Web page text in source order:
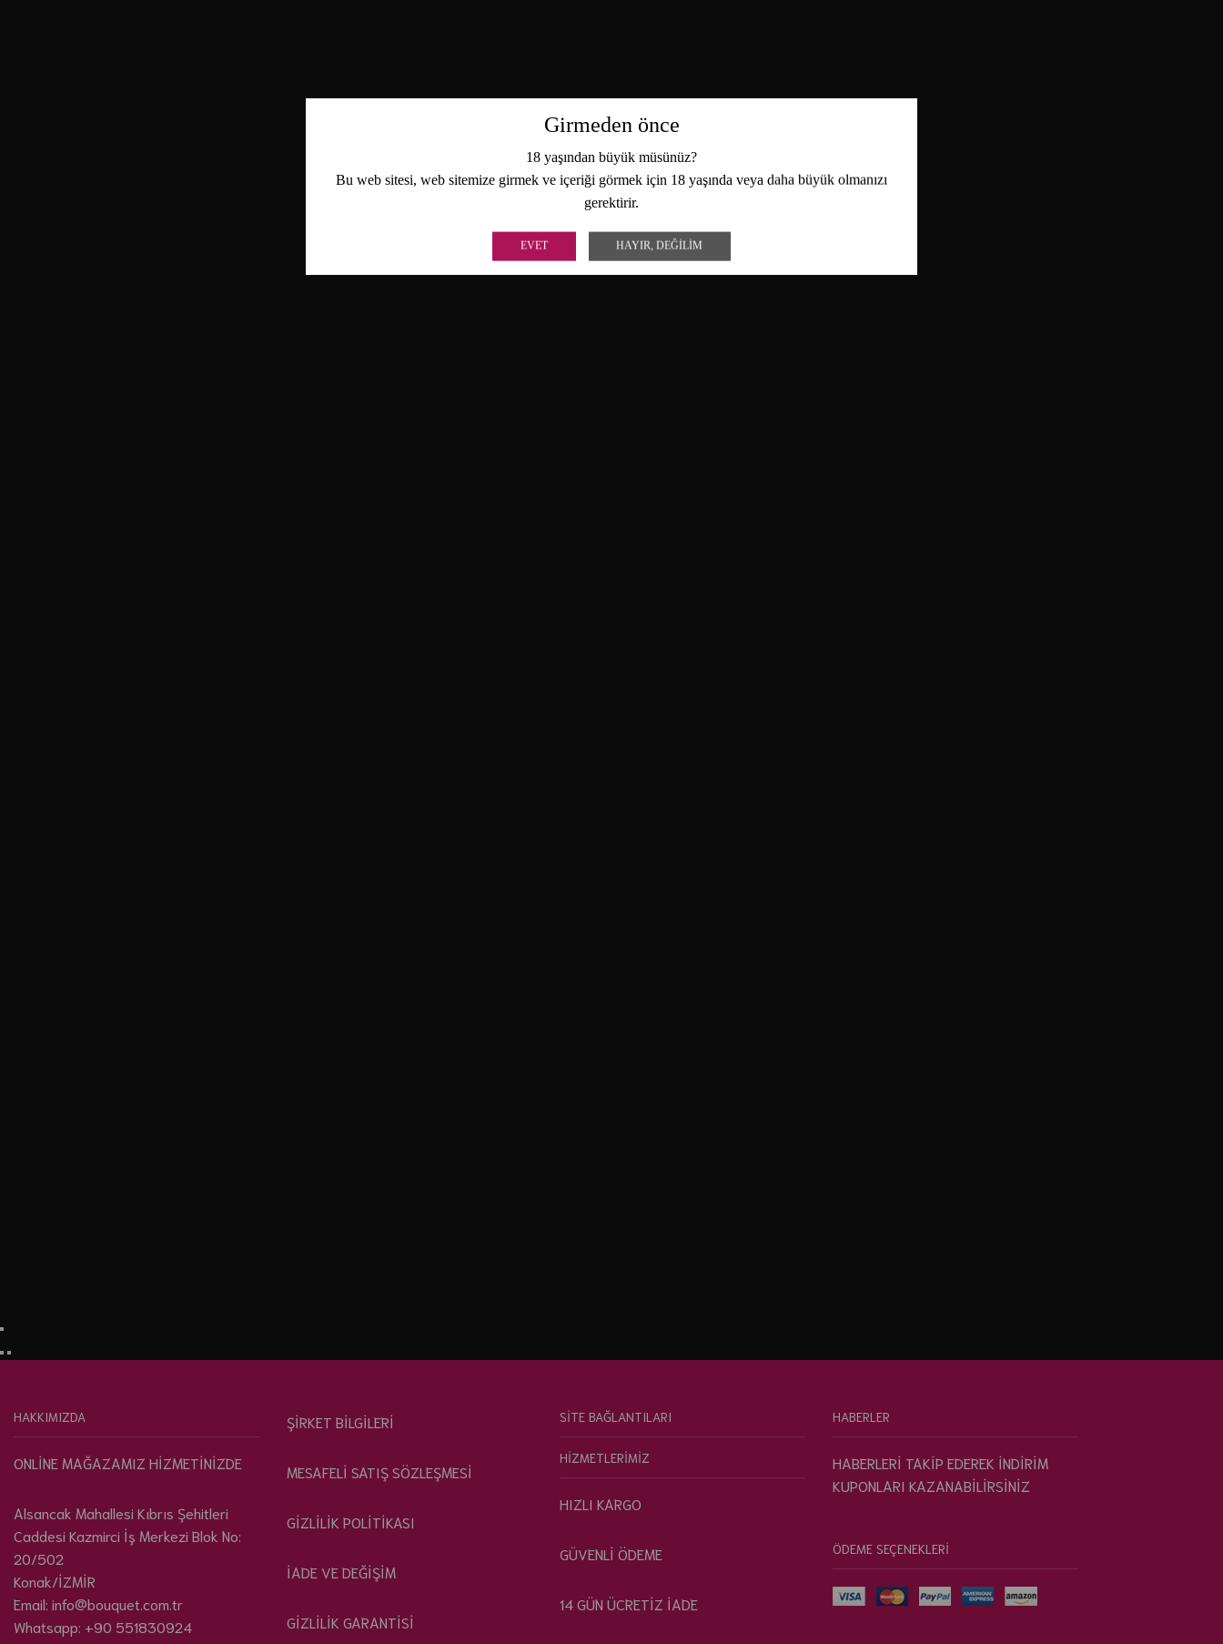
Girmeden önce
18 yaşından büyük müsünüz?
Bu web sitesi, web sitemize girmek ve içeriği görmek için 18 yaşında veya daha büyük olmanızı
gerektirir.
EVET HAYIR, DEĞILIM
HAKKIMIZDA
ONLİNE MAĞAZAMIZ HİZMETİNİZDE
Alsancak Mahallesi Kıbrıs Şehitleri
Caddesi Kazmirci İş Merkezi Blok No:
20/502
Konak/İZMİR
Email: info@bouquet.com.tr
Whatsapp: +90 551830924
ŞİRKET BİLGİLERİ
MESAFELİ SATIŞ SÖZLEŞMESİ
GİZLİLİK POLİTİKASI
İADE VE DEĞİŞİM
GİZLİLİK GARANTİSİ
SİTE BAĞLANTILARI
HİZMETLERİMİZ
HIZLI KARGO
GÜVENLİ ÖDEME
14 GÜN ÜCRETİZ İADE
HABERLER
HABERLERİ TAKİP EDEREK İNDİRİM
KUPONLARI KAZANABİLİRSİNİZ
ÖDEME SEÇENEKLERİ